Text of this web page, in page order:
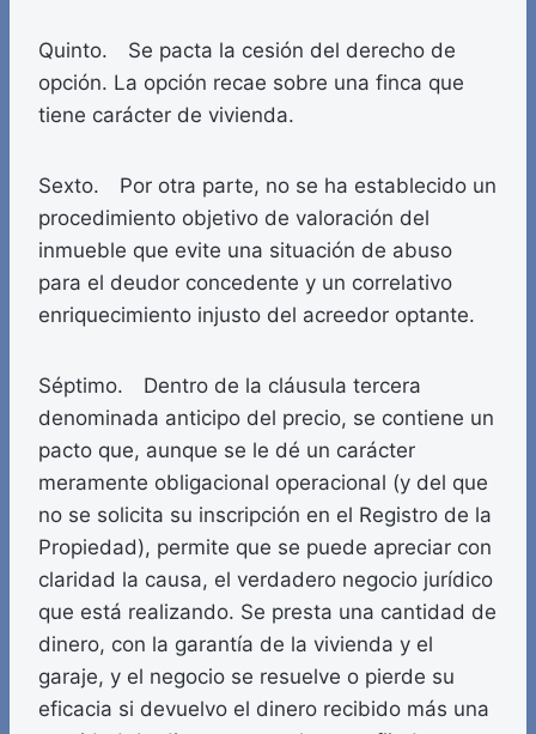
Quinto. Se pacta la cesión del derecho de
opción. La opción recae sobre una finca que
tiene carácter de vivienda.
Sexto. Por otra parte, no se ha establecido un
procedimiento objetivo de valoración del
inmueble que evite una situación de abuso
para el deudor concedente y un correlativo
enriquecimiento injusto del acreedor optante.
Séptimo. Dentro de la cláusula tercera
denominada anticipo del precio, se contiene un
pacto que, aunque se le dé un carácter
meramente obligacional operacional (y del que
no se solicita su inscripción en el Registro de la
Propiedad), permite que se puede apreciar con
claridad la causa, el verdadero negocio jurídico
que está realizando. Se presta una cantidad de
dinero, con la garantía de la vivienda y el
garaje, y el negocio se resuelve o pierde su
eficacia si devuelvo el dinero recibido más una